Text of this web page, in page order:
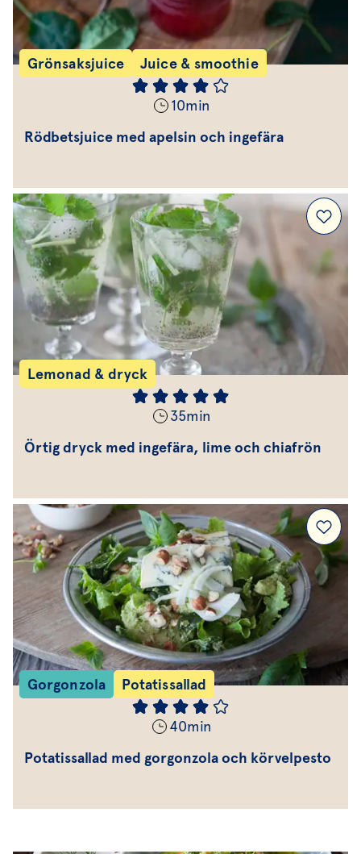
Grönsaksjuice Juice & smoothie
10min
Rödbetsjuice med apelsin och ingefära
Lemonad & dryck
35min
Örtig dryck med ingefära, lime och chiafrön
Gorgonzola Potatissallad
40min
Potatissallad med gorgonzola och körvelpesto